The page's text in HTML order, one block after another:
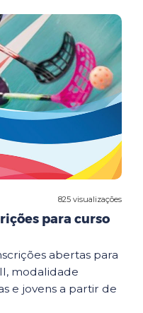
825 visualizações
para curso
abertas para
modalidade
e jovens a partir de